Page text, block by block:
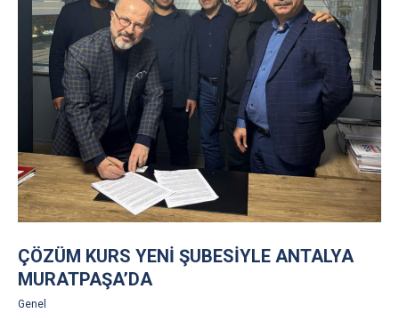
ÇÖZÜM KURS YENI ŞUBESIYLE ANTALYA
MURATPAŞA’DA
Genel